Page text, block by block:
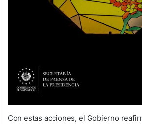
Con estas acciones, el Gobierno